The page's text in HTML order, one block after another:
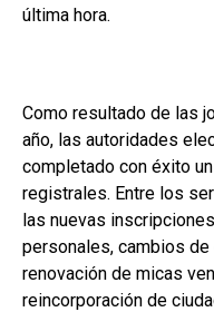
última hora.
Como resultado de las
año, las autoridades
completado con éxito
registrales. Entre los
las nuevas
personales, cambios
renovación de micas
reincorporación de